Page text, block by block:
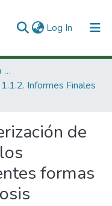
Log In (current)
1. Investigación Financiada con Recursos Públicos
1.1.2. Informes Finales
de
formas